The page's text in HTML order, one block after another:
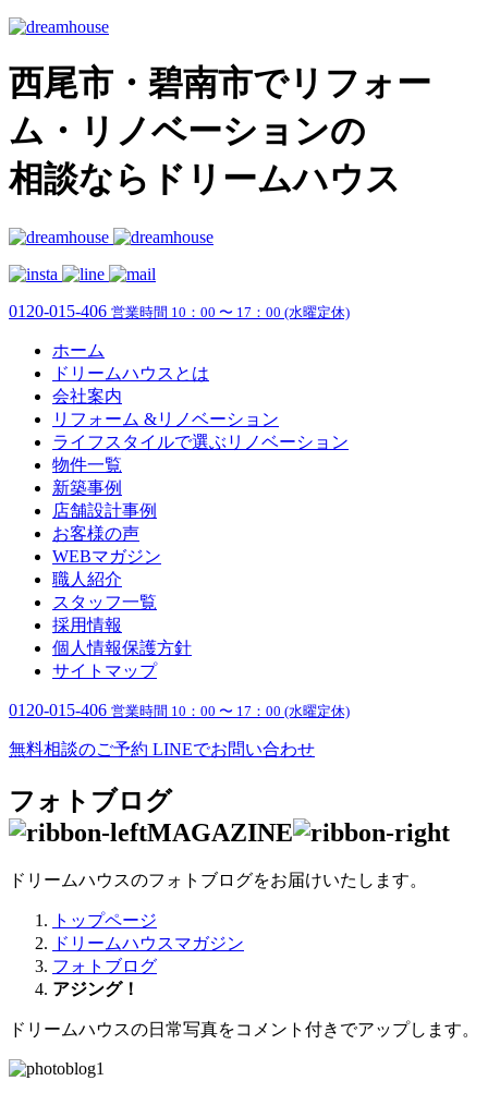
西尾市・碧南市でリフォー
ム・リノベーションの
相談ならドリームハウス
0120-015-406 営業時間 10：00 〜 17：00 (水曜定休)
ホーム
ドリームハウスとは
会社案内
リフォーム &リノベーション
ライフスタイルで選ぶリノベーション
物件一覧
新築事例
店舗設計事例
お客様の声
WEBマガジン
職人紹介
スタッフ一覧
採用情報
個人情報保護方針
サイトマップ
0120-015-406 営業時間 10：00 〜 17：00 (水曜定休)
無料相談のご予約 LINEでお問い合わせ
フォトブログ
MAGAZINE
ドリームハウスのフォトブログをお届けいたします。
トップページ
ドリームハウスマガジン
フォトブログ
アジング！
ドリームハウスの日常写真をコメント付きでアップします。